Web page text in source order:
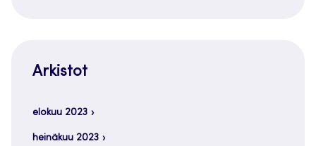
Arkistot
elokuu 2023
heinäkuu 2023